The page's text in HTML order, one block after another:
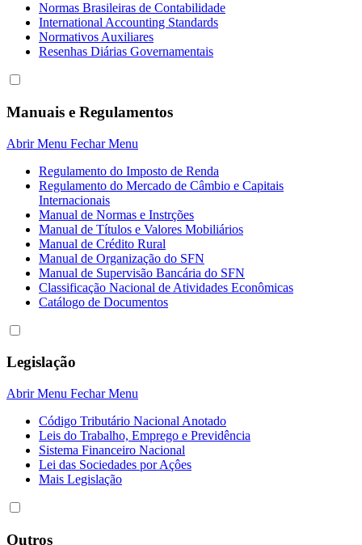
Normas Brasileiras de Contabilidade
International Accounting Standards
Normativos Auxiliares
Resenhas Diárias Governamentais
Manuais e Regulamentos
Abrir Menu Fechar Menu
Regulamento do Imposto de Renda
Regulamento do Mercado de Câmbio e Capitais
Internacionais
Manual de Normas e Instrções
Manual de Títulos e Valores Mobiliários
Manual de Crédito Rural
Manual de Organização do SFN
Manual de Supervisão Bancária do SFN
Classificação Nacional de Atividades Econômicas
Catálogo de Documentos
Legislação
Abrir Menu Fechar Menu
Código Tributário Nacional Anotado
Leis do Trabalho, Emprego e Previdência
Sistema Financeiro Nacional
Lei das Sociedades por Açôes
Mais Legislação
Outros